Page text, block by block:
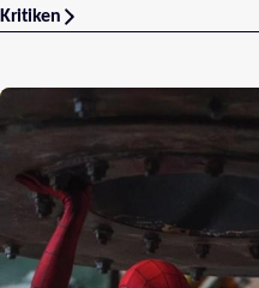
Kritiken